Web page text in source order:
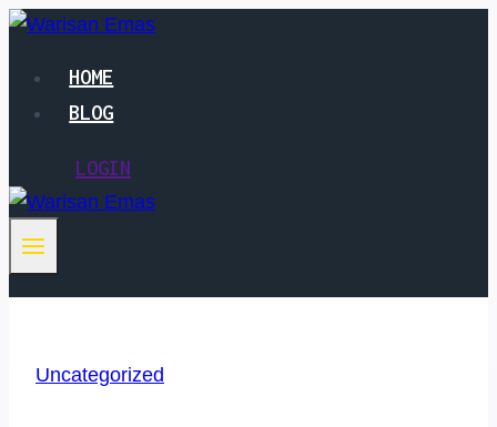
Skip
contentHOME
BLOG
LOGIN
Uncategorized